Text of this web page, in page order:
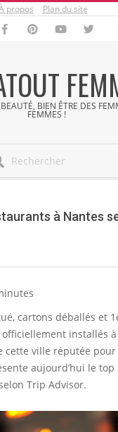
propos Plan du site
BIEN ÊTRE DES
FEMMES !
à Nantes
cartons déballés et
installés
ville réputée pour
aujourd’hui le
Trip Advisor.